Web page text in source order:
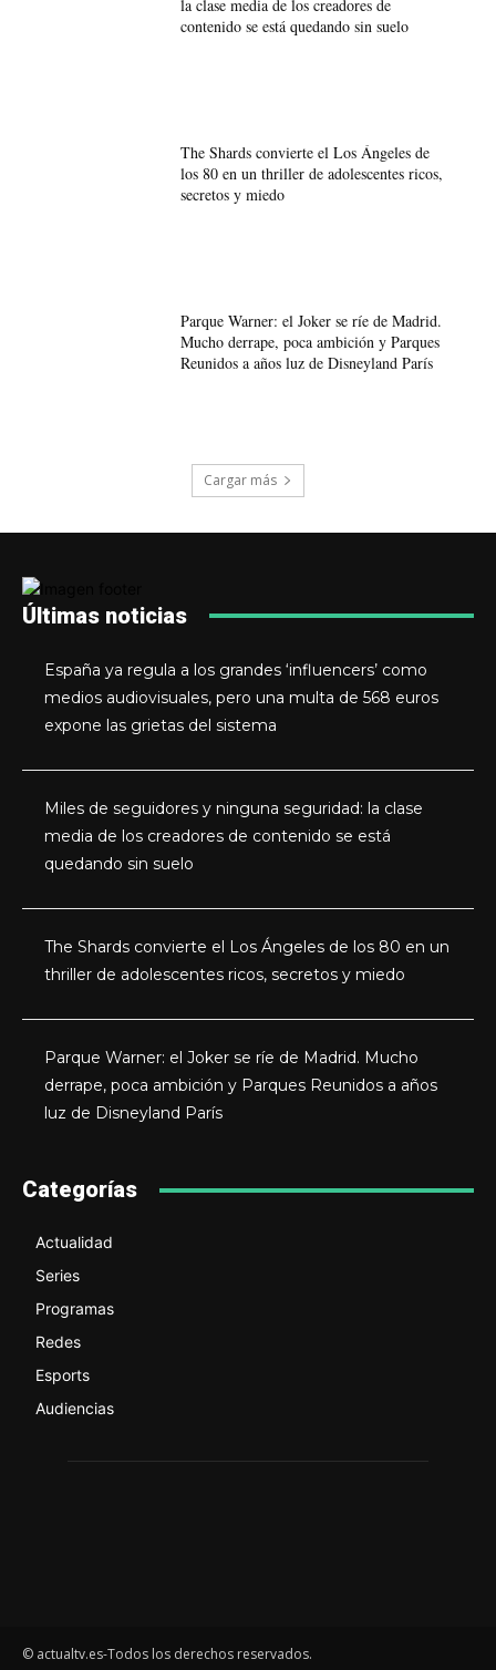
la clase media de los creadores de
contenido se está quedando sin suelo
The Shards convierte el Los Ángeles de
los 80 en un thriller de adolescentes ricos,
secretos y miedo
Parque Warner: el Joker se ríe de Madrid.
Mucho derrape, poca ambición y Parques
Reunidos a años luz de Disneyland París
Cargar más
Últimas noticias
España ya regula a los grandes ‘influencers’ como
medios audiovisuales, pero una multa de 568 euros
expone las grietas del sistema
Miles de seguidores y ninguna seguridad: la clase
media de los creadores de contenido se está
quedando sin suelo
The Shards convierte el Los Ángeles de los 80 en un
thriller de adolescentes ricos, secretos y miedo
Parque Warner: el Joker se ríe de Madrid. Mucho
derrape, poca ambición y Parques Reunidos a años
luz de Disneyland París
Categorías
Actualidad
Series
Programas
Redes
Esports
Audiencias
© actualtv.es-Todos los derechos reservados.